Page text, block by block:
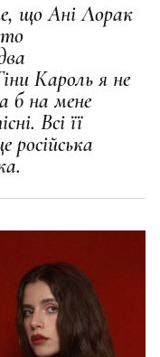
що Ані Лорак
Кароль я не
б на мене
Всі її
російська